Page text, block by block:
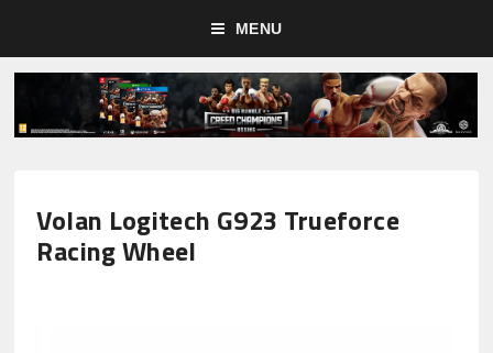
MENU
Volan Logitech G923 Trueforce
Racing Wheel